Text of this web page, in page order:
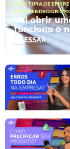
ABERTURA DE
Vai abrir
funciona o
ACESSAR